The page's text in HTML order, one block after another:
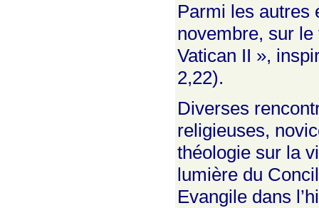
Parmi les autres
novembre, sur
Vatican II »,
2,22).
Diverses
religieuses,
théologie sur la
lumière du
Evangile dans